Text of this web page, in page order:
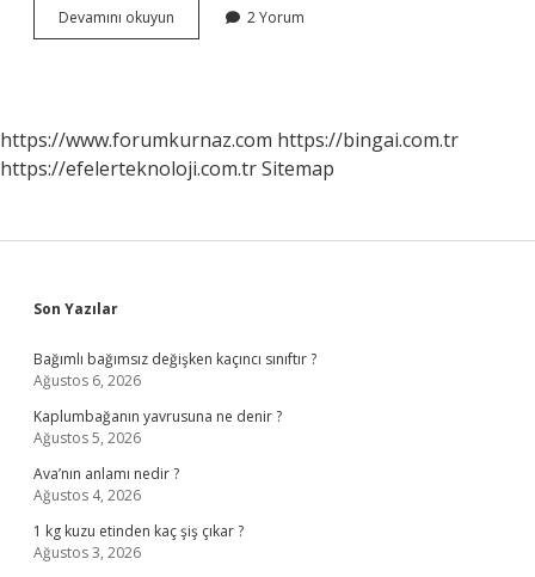
Devamını okuyun
Şeytan
2 Yorum
https://www.forumkurnaz.com https://bingai.com.tr
https://efelerteknoloji.com.trSitemap
Sidebar
Son Yazılar
Bağımlı bağımsız değişken kaçıncı sınıftır ?
Ağustos 6, 2026
Kaplumbağanın yavrusuna ne denir ?
Ağustos 5, 2026
Ava’nın anlamı nedir ?
Ağustos 4, 2026
1 kg kuzu etinden kaç şiş çıkar ?
Ağustos 3, 2026